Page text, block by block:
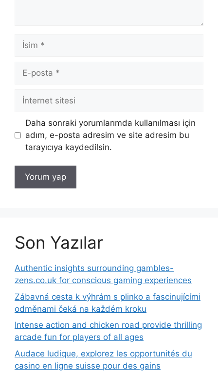
İsim
posta
İnternet
sitesi
Daha sonraki yorumlarımda kullanılması için
adım, e-posta adresim ve site adresim bu
tarayıcıya kaydedilsin.
Son Yazılar
Authentic insights surrounding gambles-
zens.co.uk for conscious gaming experiences
Zábavná cesta k výhrám s plinko a fascinujícími
odměnami čeká na každém kroku
Intense action and chicken road provide thrilling
arcade fun for players of all ages
Audace ludique, explorez les opportunités du
casino en ligne suisse pour des gains